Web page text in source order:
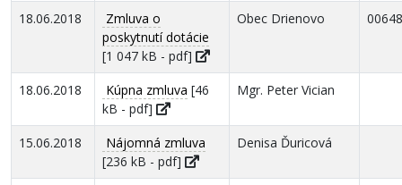
18.06.2018
Zmluva o
poskytnutí dotácie
[1 047 kB - pdf]
Obec Drienovo
18.06.2018 Kúpna zmluva [46
kB - pdf]
Mgr. Peter Vician
15.06.2018
Nájomná zmluva
[236 kB - pdf]
Denisa Ďuricová